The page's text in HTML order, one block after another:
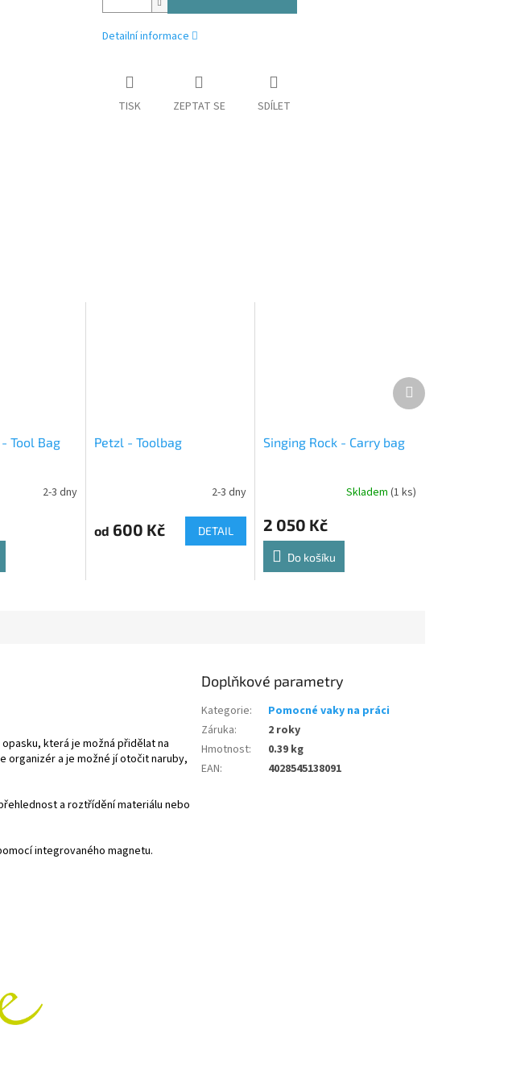
Detailní informace
TISK ZEPTAT SE SDÍLET
Tool Bag
2-3 dny
Petzl - Toolbag
2-3 dny
od 600 Kč DETAIL
Singing Rock - Carry bag
Skladem (1 ks)
2 050 Kč
Do košíku
Další
produkt
která je možná přidělat na
organizér a je možné jí otočit naruby,
a roztřídění materiálu nebo
integrovaného magnetu.
Doplňkové parametry
Kategorie:
Pomocné vaky na práci
Záruka:
2 roky
Hmotnost:
0.39 kg
EAN: 4028545138091